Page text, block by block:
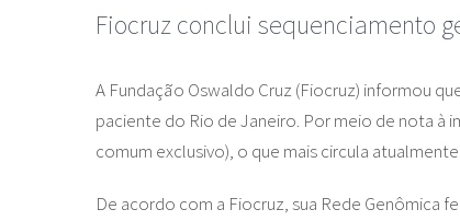
Fiocruz conclui sequenciamento
A Fundação Oswaldo Cruz (Fiocruz) informou
paciente do Rio de Janeiro. Por meio de nota à
comum exclusivo), o que mais circula atualmente.
De acordo com a Fiocruz, sua Rede Genômica